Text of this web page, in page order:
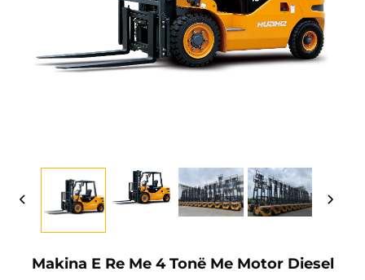
Makina E Re Me 4 Tonë Me Motor Diesel